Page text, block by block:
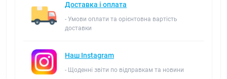
Доставка і оплата
- Умови оплати та орієнтовна вартість
доставки
Наш Instagram
- Щоденні звіти по відправкам та новини